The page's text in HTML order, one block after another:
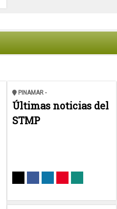
PINAMAR -
Últimas noticias del
STMP